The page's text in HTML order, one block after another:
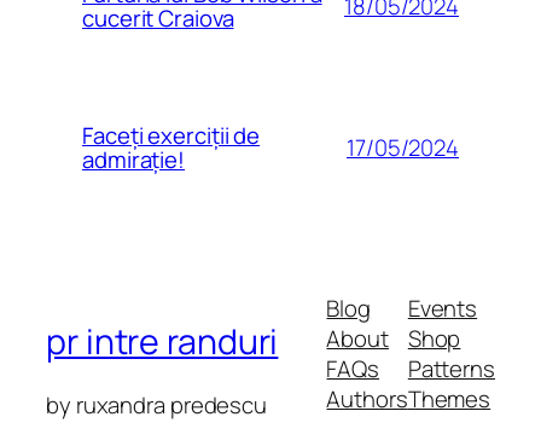
cucerit Craiova
Faceți exerciții de
admirație! 17/05/2024
pr intre randuri
by ruxandra predescu
Blog
About
FAQs
Authors
Events
Shop
Patterns
Themes